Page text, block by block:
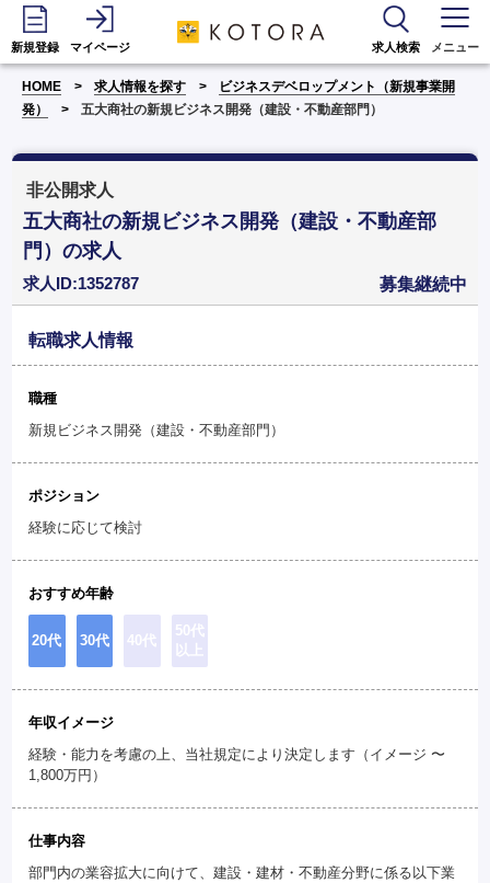
新規登録 マイページ 求人検索 メニュー
HOME 求人情報を探す
ビジネスデベロップメント（新規事業開
発）
五大商社の新規ビジネス開発（建設・不動産部門）
非公開求人
五大商社の新規ビジネス開発（建設・不動産部
門）の求人
求人ID:1352787 募集継続中
転職求人情報
職種
新規ビジネス開発（建設・不動産部門）
ポジション
経験に応じて検討
おすすめ年齢
20代 30代 40代
50代
以上
年収イメージ
経験・能力を考慮の上、当社規定により決定します（イメージ 〜
1,800万円）
仕事内容
部門内の業容拡大に向けて、建設・建材・不動産分野に係る以下業